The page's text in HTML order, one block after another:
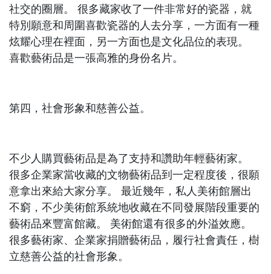
社交的圈層。 很多藏家收了一件非常好的瓷器，就
特別願意和周圍喜歡瓷器的人去分享，一方面有一種
炫耀心理在裡面，另一方面也是文化品位的表現。
喜歡藝術品是一張高雅的身份名片。
第四，社會形象和慈善公益。
不少人購買藝術品是為了支持和讚助年輕藝術家。
很多企業家當收藏的文物藝術品到一定程度後，很願
意拿出來給大家分享。 最近幾年，私人美術館層出
不窮，不少美術館系統地收藏在不同發展階段重要的
藝術品來豐富館藏。 美術館還有很多的外溢效應。
很多藝術家、企業家捐贈藝術品，履行社會責任，樹
立慈善公益的社會形象。